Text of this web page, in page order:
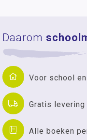
Daarom
Voor school
Gratis levering
Alle boeken